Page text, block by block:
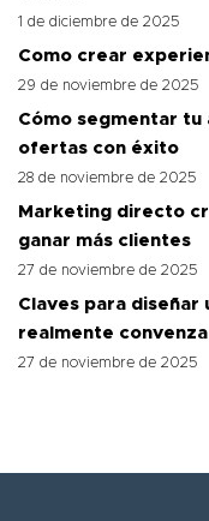
1 de diciembre de 2025
Como crear
29 de noviembre de 2025
Cómo segmentar tu
ofertas con éxito
28 de noviembre de 2025
Marketing directo
ganar más clientes
27 de noviembre de 2025
Claves para diseñar
realmente convenza
27 de noviembre de 2025